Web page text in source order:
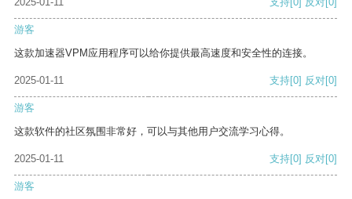
游客
这款加速器VPM应用程序可以给你提供最高速度和安全性的连接。
2025-01-11 支持[0] 反对[0]
游客
这款软件的社区氛围非常好，可以与其他用户交流学习心得。
2025-01-11 支持[0] 反对[0]
游客